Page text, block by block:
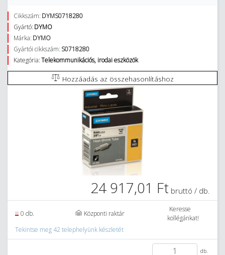
Cikkszám: DYMS0718280
Gyártó: DYMO
Márka: DYMO
Gyártói cikkszám: S0718280
Kategória:Telekommunikációs, irodai eszközök
Hozzáadás az összehasonlításhoz
24 917,01 Ft bruttó / db.
0 db. Központi raktár
Keresse
kollégánkat!
Tekintse meg 42 telephelyünk készletét
db.